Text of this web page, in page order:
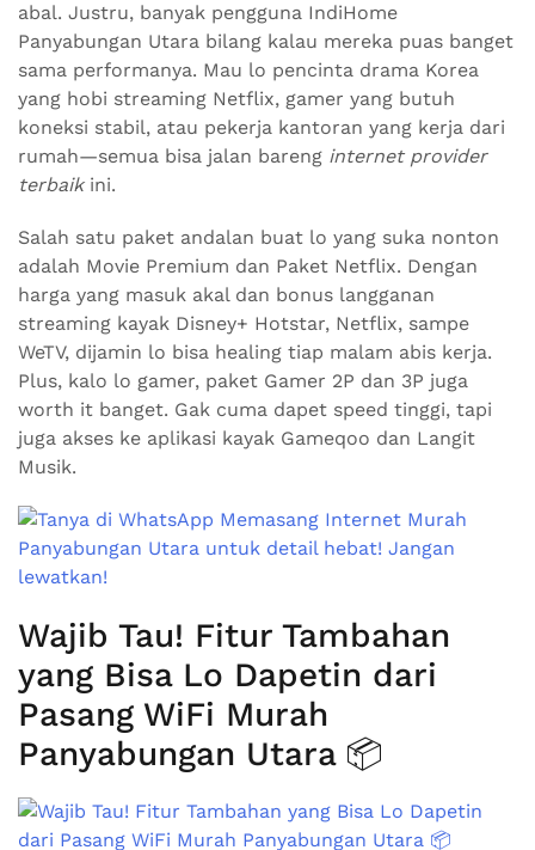
abal. Justru, banyak pengguna IndiHome
Panyabungan Utara bilang kalau mereka puas banget
sama performanya. Mau lo pencinta drama Korea
yang hobi streaming Netflix, gamer yang butuh
koneksi stabil, atau pekerja kantoran yang kerja dari
rumah—semua bisa jalan bareng internet provider
terbaikini.
Salah satu paket andalan buat lo yang suka nonton
adalah Movie Premium dan Paket Netflix. Dengan
harga yang masuk akal dan bonus langganan
streaming kayak Disney+ Hotstar, Netflix, sampe
WeTV, dijamin lo bisa healing tiap malam abis kerja.
Plus, kalo lo gamer, paket Gamer 2P dan 3P juga
worth it banget. Gak cuma dapet speed tinggi, tapi
juga akses ke aplikasi kayak Gameqoo dan Langit
Musik.
Wajib Tau! Fitur Tambahan
yang Bisa Lo Dapetin dari
Pasang WiFi Murah
Panyabungan Utara 📦